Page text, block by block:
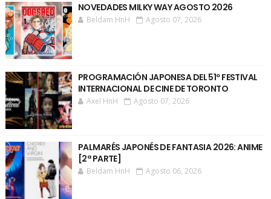
NOVEDADES MILKY WAY AGOSTO 2026
Beldam HnH Agosto 07, 2026
PROGRAMACIÓN JAPONESA DEL 51º FESTIVAL
INTERNACIONAL DE CINE DE TORONTO
Axel HnH Agosto 07, 2026
PALMARÉS JAPONÉS DE FANTASIA 2026: ANIME
[2ª PARTE]
Beldam HnH Agosto 06, 2026